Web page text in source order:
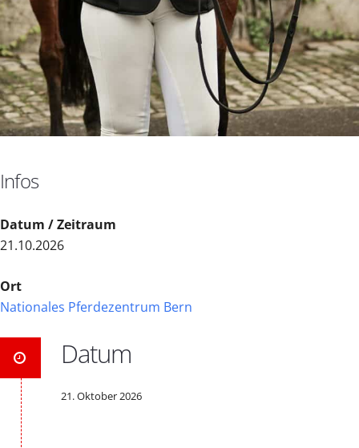
Infos
Datum / Zeitraum
21.10.2026
Ort
Nationales Pferdezentrum Bern
Datum
21. Oktober 2026